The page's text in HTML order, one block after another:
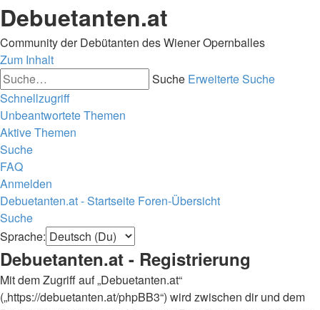
Debuetanten.at
Community der Debütanten des Wiener Opernballes
Zum Inhalt
Suche Erweiterte Suche
Schnellzugriff
Unbeantwortete Themen
Aktive Themen
Suche
FAQ
Anmelden
Debuetanten.at - Startseite Foren-Übersicht
Suche
Sprache:
Debuetanten.at - Registrierung
Mit dem Zugriff auf „Debuetanten.at“
(„https://debuetanten.at/phpBB3“) wird zwischen dir und dem